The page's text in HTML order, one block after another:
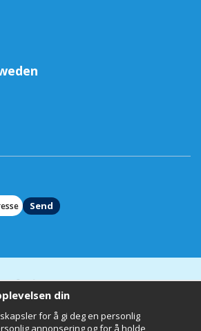
Send
din
for å gi deg en personlig
annonsering og for å holde